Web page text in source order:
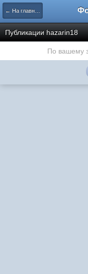
← На главную
Публикации hazarin18
По вашему